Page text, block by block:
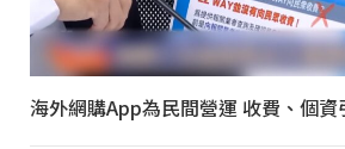
海外網購App為民間營運 收費、個資